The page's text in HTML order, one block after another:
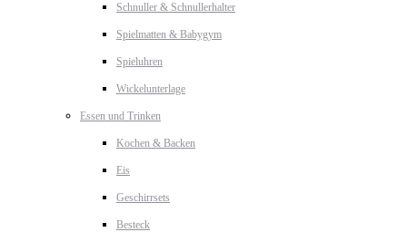
Schnuller & Schnullerhalter
Spielmatten & Babygym
Spieluhren
Wickelunterlage
Essen und Trinken
Kochen & Backen
Eis
Geschirrsets
Besteck